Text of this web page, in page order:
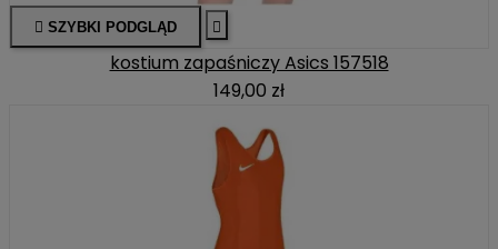
 SZYBKI PODGLĄD 
kostium zapaśniczy Asics 157518
149,00 zł